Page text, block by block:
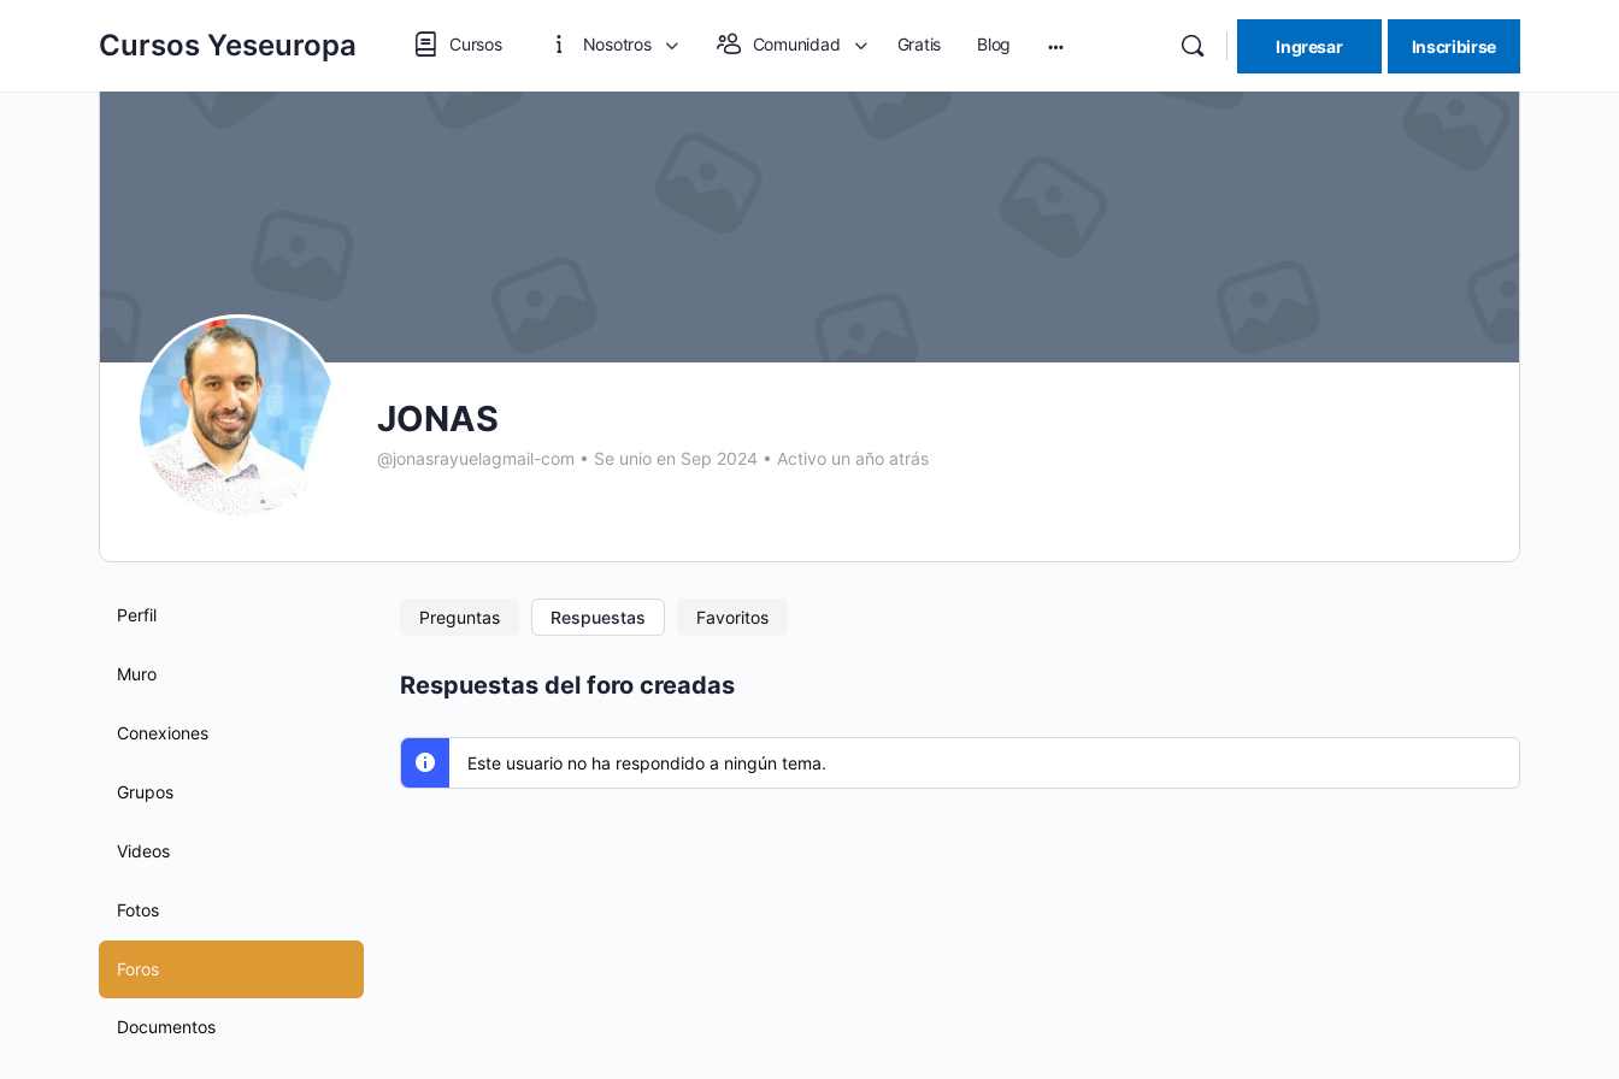
Cursos Yeseuropa Cursos Nosotros Comunidad Gratis Blog
options
Ingresar Inscribirse
JONAS
@jonasrayuelagmail-com • Se unio en Sep 2024 • Activo un año atrás
Perfil
Muro
Conexiones
Grupos
Videos
Fotos
Foros
Documentos
Preguntas Respuestas Favoritos
Respuestas del foro creadas
Este usuario no ha respondido a ningún tema.